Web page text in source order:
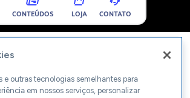
CONTEÚDOS LOJA CONTATO
e outras tecnologias semelhantes para
em nossos serviços, personalizar